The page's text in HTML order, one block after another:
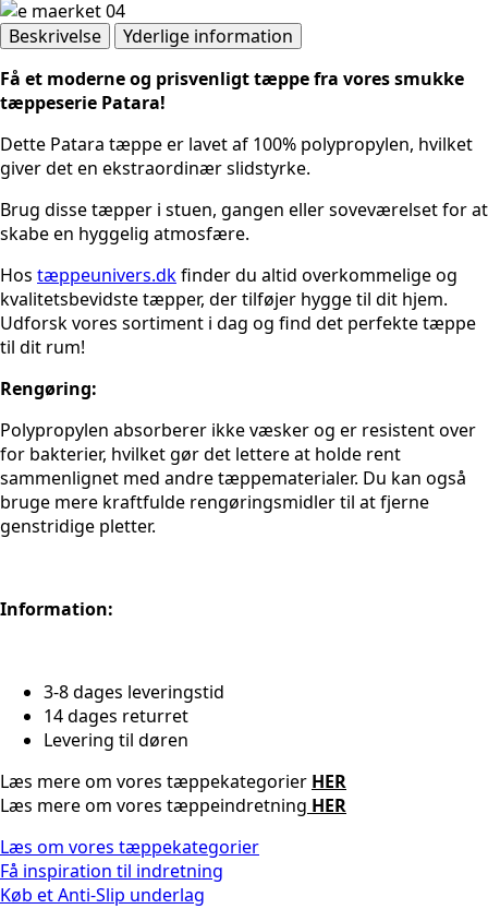
Beskrivelse
Yderlige information
Få et moderne og prisvenligt tæppe fra vores smukke
tæppeserie Patara!
Dette Patara tæppe er lavet af 100% polypropylen, hvilket
giver det en ekstraordinær slidstyrke.
Brug disse tæpper i stuen, gangen eller soveværelset for at
skabe en hyggelig atmosfære.
Hos tæppeunivers.dkfinder du altid overkommelige og
kvalitetsbevidste tæpper, der tilføjer hygge til dit hjem.
Udforsk vores sortiment i dag og find det perfekte tæppe
til dit rum!
Rengøring:
Polypropylen absorberer ikke væsker og er resistent over
for bakterier, hvilket gør det lettere at holde rent
sammenlignet med andre tæppematerialer. Du kan også
bruge mere kraftfulde rengøringsmidler til at fjerne
genstridige pletter.
Information:
3-8 dages leveringstid
14 dages returret
Levering til døren
Læs mere om vores tæppekategorier HER
Læs mere om vores tæppeindretning HER
Læs om vores tæppekategorier
Få inspiration til indretning
Køb et Anti-Slip underlag